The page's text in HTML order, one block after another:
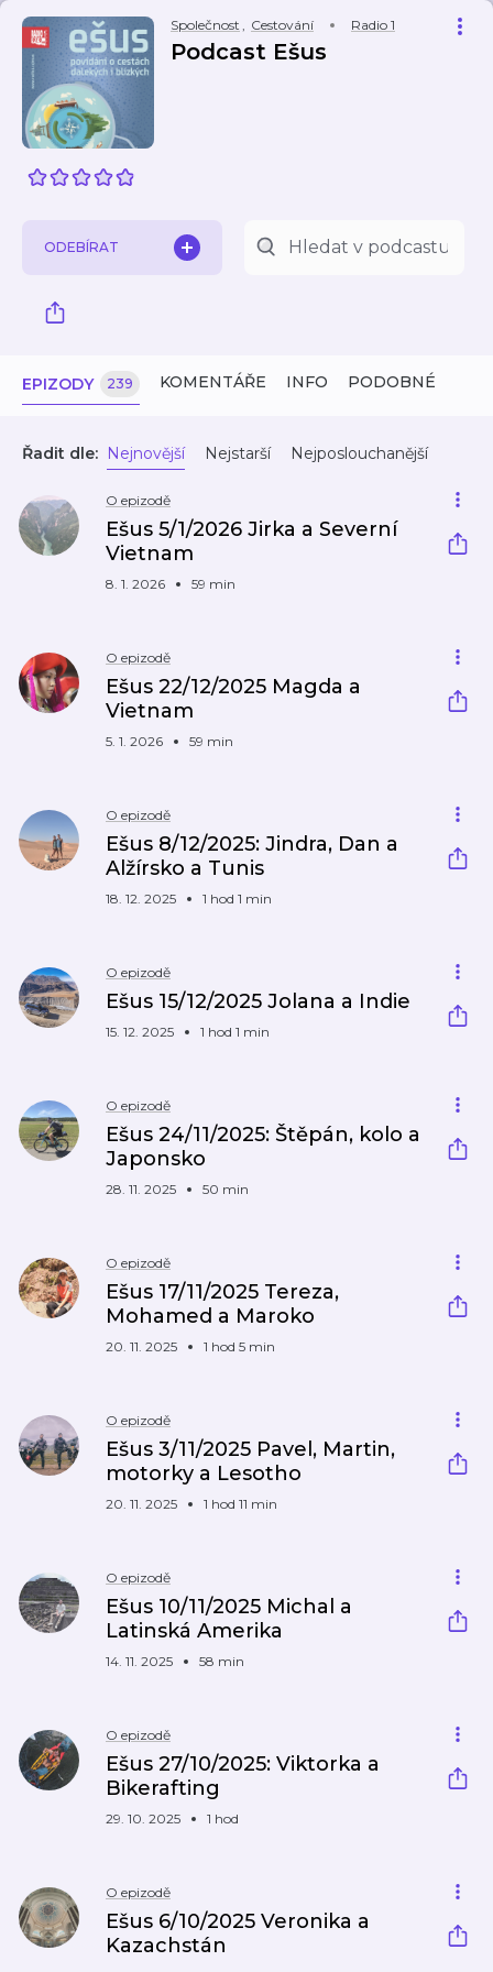
Společnost , Cestování Radio 1
Podcast Ešus
ODEBÍRAT
EPIZODY 239 KOMENTÁŘE INFO PODOBNÉ
Řadit dle: Nejnovější Nejstarší Nejposlouchanější
O epizodě
Ešus 5/1/2026 Jirka a Severní
Vietnam
8. 1. 2026 59 min
O epizodě
Ešus 22/12/2025 Magda a
Vietnam
5. 1. 2026 59 min
O epizodě
Ešus 8/12/2025: Jindra, Dan a
Alžírsko a Tunis
18. 12. 2025 1 hod 1 min
O epizodě
Ešus 15/12/2025 Jolana a Indie
15. 12. 2025 1 hod 1 min
O epizodě
Ešus 24/11/2025: Štěpán, kolo a
Japonsko
28. 11. 2025 50 min
O epizodě
Ešus 17/11/2025 Tereza,
Mohamed a Maroko
20. 11. 2025 1 hod 5 min
O epizodě
Ešus 3/11/2025 Pavel, Martin,
motorky a Lesotho
20. 11. 2025 1 hod 11 min
O epizodě
Ešus 10/11/2025 Michal a
Latinská Amerika
14. 11. 2025 58 min
O epizodě
Ešus 27/10/2025: Viktorka a
Bikerafting
29. 10. 2025 1 hod
O epizodě
Ešus 6/10/2025 Veronika a
Kazachstán